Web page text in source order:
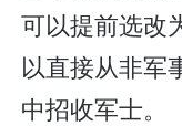
可以提前选改
以直接从非军
中招收军士。